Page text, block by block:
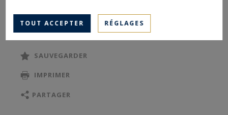
et équipée, une buanderie, deux chambres et
une salle d’eau.
Au premier étage : une pièce palière desservant
deux chambres, une salle d’eau séparée et une
seconde suite parentale avec salle d’eau.
LIRE LA SUITE
SAUVEGARDER
IMPRIMER
PARTAGER
TOUT ACCEPTER RÉGLAGES